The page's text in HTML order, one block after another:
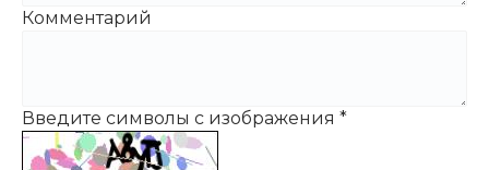
Комментарий
Введите символы с изображения *